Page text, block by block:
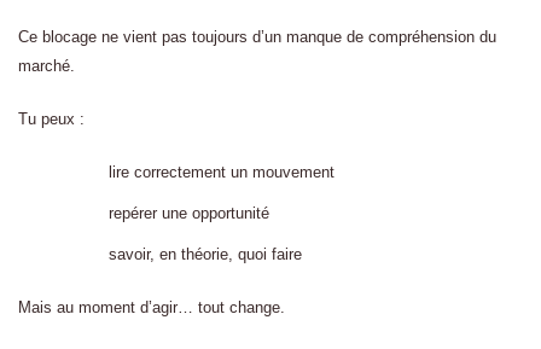
Ce blocage ne vient pas toujours d’un manque de compréhension du
marché.
Tu peux :
lire correctement un mouvement
repérer une opportunité
savoir, en théorie, quoi faire
Mais au moment d’agir… tout change.